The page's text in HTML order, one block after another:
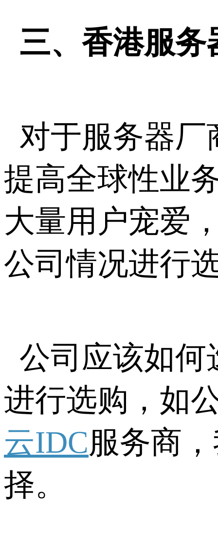
三、香港服务
对于服务器
提高全球性业
大量用户宠爱
公司情况进行
公司应该如何
进行选购，如
云IDC服务商
择。